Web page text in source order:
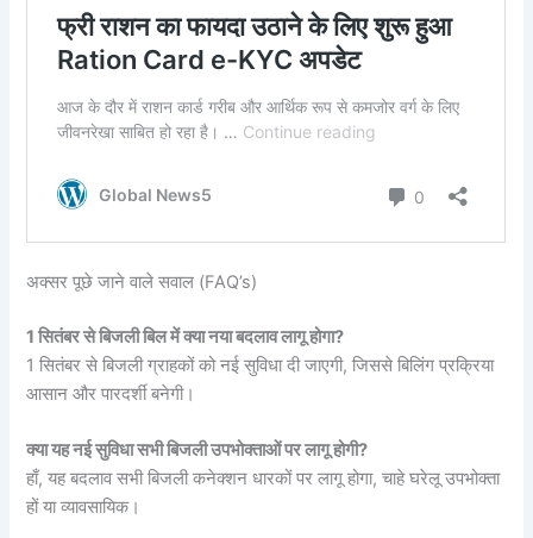
अक्सर पूछे जाने वाले सवाल (FAQ’s)
1 सितंबर से बिजली बिल में क्या नया बदलाव लागू होगा?
1 सितंबर से बिजली ग्राहकों को नई सुविधा दी जाएगी, जिससे बिलिंग प्रक्रिया
आसान और पारदर्शी बनेगी।
क्या यह नई सुविधा सभी बिजली उपभोक्ताओं पर लागू होगी?
हाँ, यह बदलाव सभी बिजली कनेक्शन धारकों पर लागू होगा, चाहे घरेलू उपभोक्ता
हों या व्यावसायिक।